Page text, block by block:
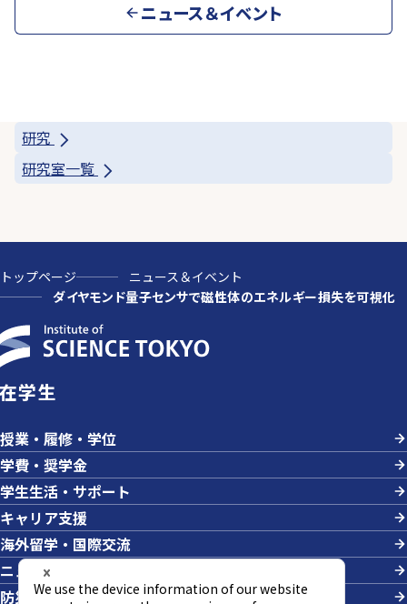
ニュース＆イベント
研究
研究室一覧
トップページ
ニュース＆イベント
ダイヤモンド量子センサで磁性体のエネルギー損失を可視化
在学生
授業・履修・学位
学費・奨学金
学生生活・サポート
キャリア支援
海外留学・国際交流
ニュース＆イベント
防災・危機管理